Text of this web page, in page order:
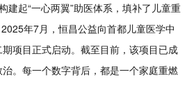
建起“一心两翼”助医体系，填补了儿童重
年7月，恒昌公益向首都儿童医学中
项目正式启动。截至目前，该项目已成
。每一个数字背后，都是一个家庭重燃